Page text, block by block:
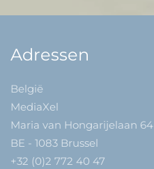
Adressen
België
MediaXel
Maria van Hongarijelaan 64
BE - 1083 Brussel
+32 (0)2 772 40 47